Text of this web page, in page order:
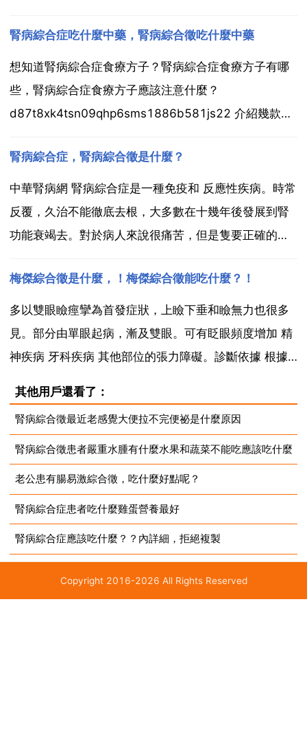
腎病綜合症吃什麼中藥，腎病綜合徵吃什麼中藥
想知道腎病綜合症食療方子？腎病綜合症食療方子有哪
些，腎病綜合症食療方子應該注意什麼？
d87t8xk4tsn09qhp6sms1886b581js22 介紹幾款腎
的食療方做做看，對於腎病綜合症的輔助 是有很大幫助
的。不過提醒您注意，如果您選擇了其中一款腎...
腎病綜合症，腎病綜合徵是什麼？
中華腎病網 腎病綜合症是一種免疫和 反應性疾病。時常
反覆，久治不能徹底去根，大多數在十幾年後發展到腎
功能衰竭去。對於病人來說很痛苦，但是隻要正確的對
先想到的就是對症 和使用激素，環磷醯胺等，因為西醫
沒有特別好的辦法 此類病，只能用這類藥物控制病情
了，大...
梅傑綜合徵是什麼，！梅傑綜合徵能吃什麼？！
多以雙眼瞼痙攣為首發症狀，上瞼下垂和瞼無力也很多
見。部分由單眼起病，漸及雙眼。可有眨眼頻度增加 精
神疾病 牙科疾病 其他部位的張力障礙。診斷依據 根據
科疾病 其他部位的肌張力障礙等臨床表現，結合肌電圖
檢查顯示異常電位可診斷。顱腦ct 磁共振成像等影...
其他用戶還看了：
腎病綜合徵最近老感覺大便拉不完便祕是什麼原因
腎病綜合徵患者嚴重水腫有什麼水果和蔬菜不能吃應該吃什麼
老公患有腸易激綜合徵，吃什麼好點呢？
腎病綜合症患者吃什麼雞蛋營養最好
腎病綜合症應該吃什麼？？內詳細，拒絕複製
Copyright 2016-2026 All Rights Reserved